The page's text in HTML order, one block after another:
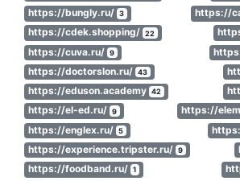
https://bungly.ru/ 3 https://
https://cdek.shopping/ 22
https://cuva.ru/ 9
https://doctorslon.ru/ 43
https://eduson.academy 42
https://el-ed.ru/ 9 https://
https://englex.ru/ 5
https://experience.tripster.ru/ 9
https://foodband.ru/ 1